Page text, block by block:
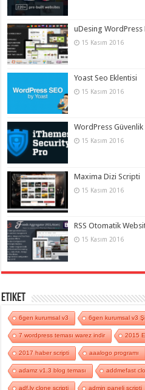
uDesing
15 Kasım 2016
Yoast Seo Eklentisi
15 Kasım 2016
WordPress
15 Kasım 2016
Maxima Dizi Scripti
15 Kasım 2016
RSS Otomatik
15 Kasım 2016
Etiket
6gen kurumsal v3 6gen kurumsal v3
7 wordpress teması warez indir 2015
2017 haber scripti aaalogo programı
adamz v1.3 blog teması addmefast
adf.ly clone scripti admin paneli scripti